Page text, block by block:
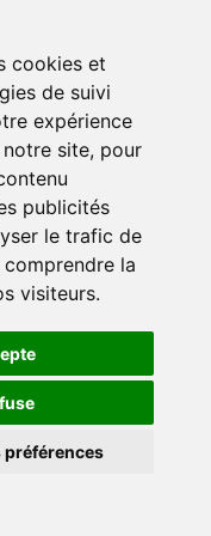
cookies et
de suivi
expérience
site, pour
publicités
le trafic de
la
visiteurs.
préférences